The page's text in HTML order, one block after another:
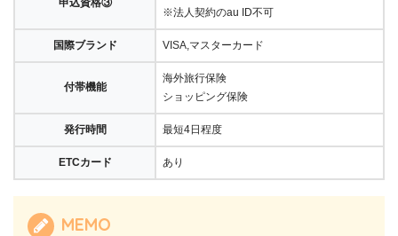
申込資格③
※法人契約のau ID不可
国際ブランド VISA,マスターカード
付帯機能
海外旅行保険
ショッピング保険
発行時間 最短4日程度
ETCカード あり
MEMO